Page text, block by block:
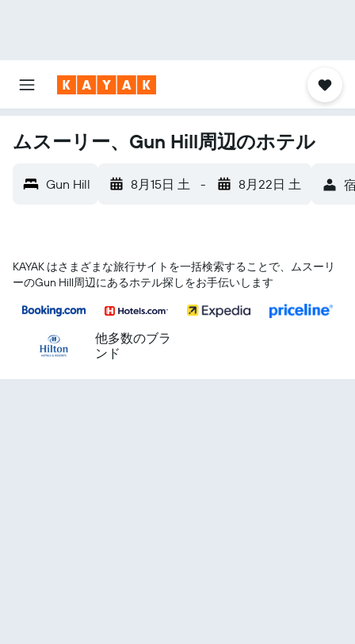
ムスーリー、Gun Hill周辺のホテル
Gun Hill 8月15日 土 - 8月22日 土
KAYAK はさまざまな旅行サイトを一括検索することで、ムスーリ
ー​のGun Hill​周辺にあるホテル探しをお手伝いします
他多数のブラ
ンド